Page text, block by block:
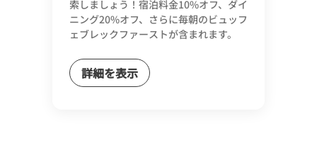
索しましょう！宿泊料金10%オフ、ダイ
ニング20%オフ、さらに毎朝のビュッフ
ェブレックファーストが含まれます。
詳細を表示